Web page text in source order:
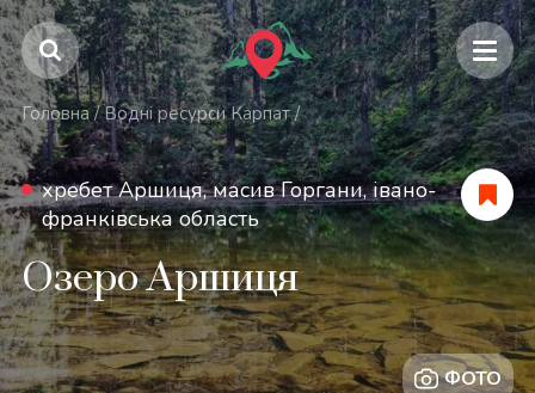
Головна / Водні ресурси Карпат /
хребет Аршиця, масив Горгани, івано-
франківська область
Озеро Аршиця
ФОТО